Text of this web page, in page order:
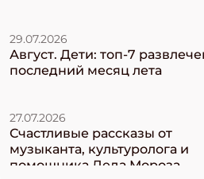
29.07.2026
Август. Дети: топ-7
последний месяц лета
27.07.2026
Счастливые рассказы от
музыканта, культуролога и
помощника Деда Мороза